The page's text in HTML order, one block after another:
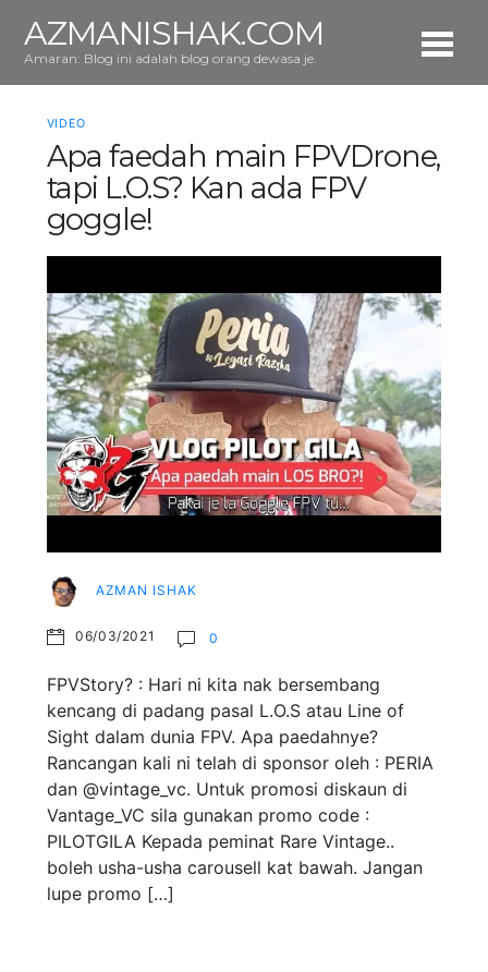
AZMANISHAK.COM
Amaran: Blog ini adalah blog orang dewasa je.
VIDEO
Apa faedah main FPVDrone,
tapi L.O.S? Kan ada FPV
goggle!
AZMAN ISHAK
06/03/2021 0
FPVStory? : Hari ni kita nak bersembang
kencang di padang pasal L.O.S atau Line of
Sight dalam dunia FPV. Apa paedahnye?
Rancangan kali ni telah di sponsor oleh : PERIA
dan @vintage_vc. Untuk promosi diskaun di
Vantage_VC sila gunakan promo code :
PILOTGILA Kepada peminat Rare Vintage..
boleh usha-usha carousell kat bawah. Jangan
lupe promo […]